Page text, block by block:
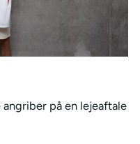
på en lejeaftale